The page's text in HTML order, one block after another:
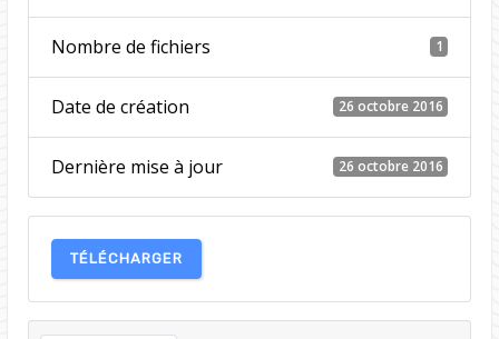
Nombre de fichiers 1
Date de création 26 octobre 2016
Dernière mise à jour 26 octobre 2016
TÉLÉCHARGER